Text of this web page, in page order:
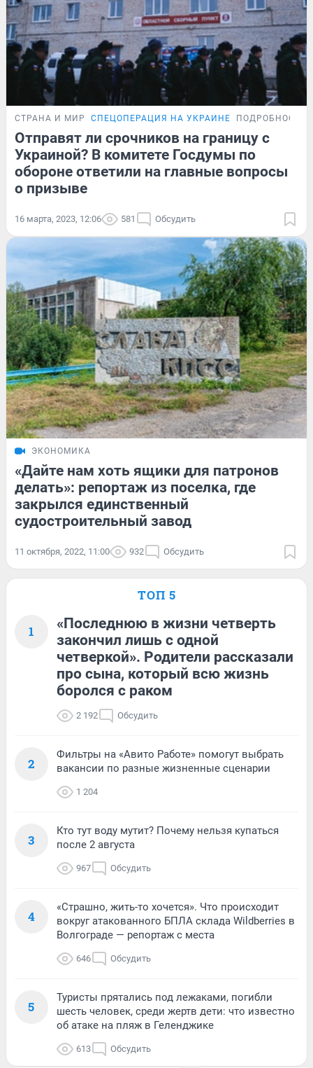
СТРАНА И МИР СПЕЦОПЕРАЦИЯ НА УКРАИНЕ ПОДРОБНОСТИ
Отправят ли срочников на границу с
Украиной? В комитете Госдумы по
обороне ответили на главные вопросы
о призыве
16 марта, 2023, 12:06 581 Обсудить
ЭКОНОМИКА
«Дайте нам хоть ящики для патронов
делать»: репортаж из поселка, где
закрылся единственный
судостроительный завод
11 октября, 2022, 11:00 932 Обсудить
ТОП 5
1
«Последнюю в жизни четверть
закончил лишь с одной
четверкой». Родители рассказали
про сына, который всю жизнь
боролся с раком
2 192 Обсудить
2
Фильтры на «Авито Работе» помогут выбрать
вакансии по разные жизненные сценарии
1 204
3
Кто тут воду мутит? Почему нельзя купаться
после 2 августа
967 Обсудить
4
«Страшно, жить-то хочется». Что происходит
вокруг атакованного БПЛА склада Wildberries в
Волгограде — репортаж с места
646 Обсудить
5
Туристы прятались под лежаками, погибли
шесть человек, среди жертв дети: что известно
об атаке на пляж в Геленджике
613 Обсудить